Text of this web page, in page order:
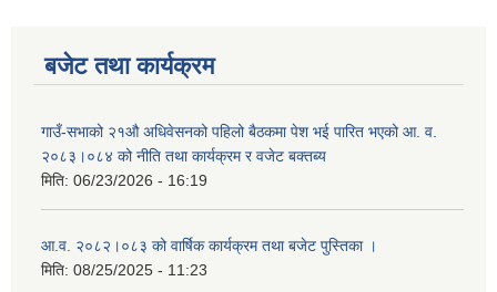
बजेट तथा कार्यक्रम
गाउँ-सभाको २१औ अधिवेसनको पहिलो बैठकमा पेश भई पारित भएको आ. व.
२०८३।०८४ को नीति तथा कार्यक्रम र वजेट बक्तब्य
मिति: 06/23/2026 - 16:19
आ.व. २०८२।०८३ को वार्षिक कार्यक्रम तथा बजेट पुस्तिका ।
मिति: 08/25/2025 - 11:23